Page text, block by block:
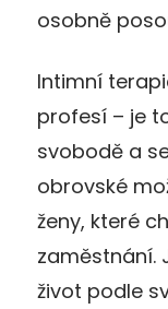
osobně
Intimní
profesí – je
svobodě a
obrovské
ženy, které
zaměstnání.
život podle